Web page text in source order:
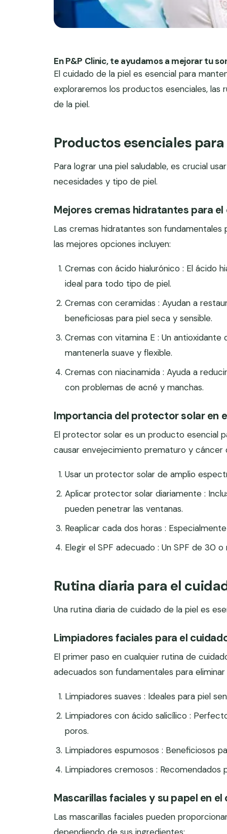
En P&P Clinic, te ayudamos a mejorar tu
El cuidado de la piel es esencial para
exploraremos los productos esenciales, las
de la piel.
Productos esenciales
Para lograr una piel saludable, es crucial
necesidades y tipo de piel.
Mejores cremas hidratantes para el
Las cremas hidratantes son
las mejores opciones incluyen:
Cremas con ácido hialurónico : El ácido
ideal para todo tipo de piel.
Cremas con ceramidas : Ayudan a
beneficiosas para piel seca y sensible.
Cremas con vitamina E : Un
mantenerla suave y flexible.
Cremas con niacinamida : Ayuda a
con problemas de acné y manchas.
Importancia del protector solar en
El protector solar es un producto esencial
causar envejecimiento prematuro y cáncer
Usar un protector solar de amplio
Aplicar protector solar diariamente :
pueden penetrar las ventanas.
Reaplicar cada dos horas :
Elegir el SPF adecuado : Un SPF de 30
Rutina diaria para el
Una rutina diaria de cuidado de la piel es
Limpiadores faciales para el
El primer paso en cualquier rutina de
adecuados son fundamentales para
Limpiadores suaves : Ideales para piel
Limpiadores con ácido salicílico :
poros.
Limpiadores espumosos : Beneficiosos
Limpiadores cremosos : Recomendados
Mascarillas faciales y su papel en
Las mascarillas faciales pueden